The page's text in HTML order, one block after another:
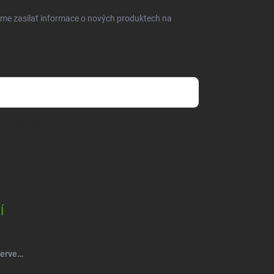
zasílat informace o nových produktech na
Salsa Mýdlový květ růže kytice červená-vínová